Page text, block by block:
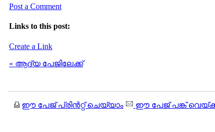
Post a Comment
Links to this post:
Create a Link
« ആദ്യ പേജിലേക്ക്
ഈ പേജ് പ്രിന്‍റ്റ് ചെയ്യാം ഈ പേജ് പങ്ക്